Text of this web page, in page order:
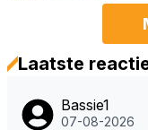
Laatste
Bassie1
07-08-2026